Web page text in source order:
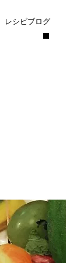
レシピブログ